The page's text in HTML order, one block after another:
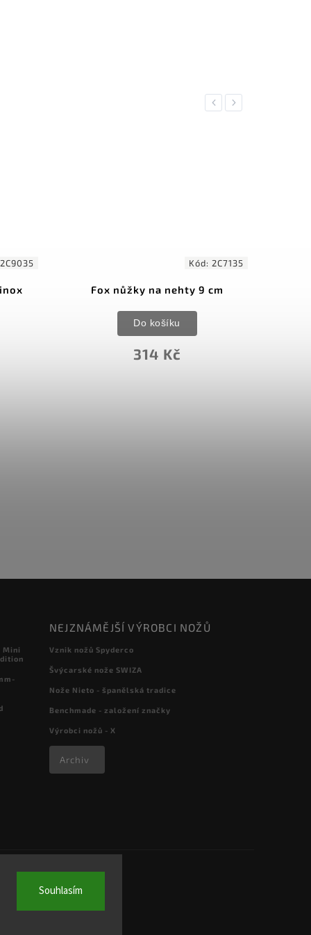
Souhlasím
Previous
2C7135
cm
Kód:2C694
Fox nůžky na nehty i kůži 10
356 Kč
Do košíku
Next
Mini
NEJZNÁMĚJŠÍ VÝROBCI NOŽŮ
Vznik nožů Spyderco
Švýcarské nože SWIZA
Nože Nieto - španělská tradice
Benchmade - založení značky
Výrobci nožů - X
Archiv